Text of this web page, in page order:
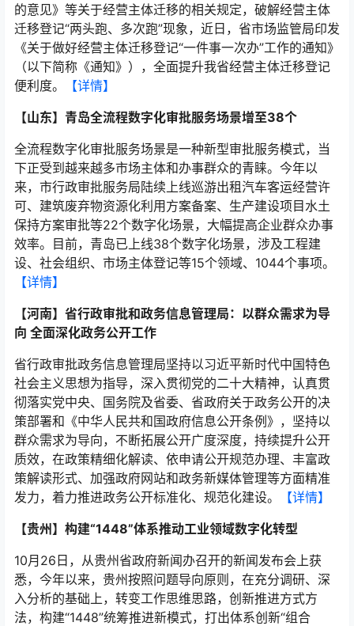
的意见》等关于经营主体迁移的相关规定，破解经营主体
迁移登记“两头跑、多次跑”现象，近日，省市场监管局印发
《关于做好经营主体迁移登记“一件事一次办”工作的通知》
（以下简称《通知》），全面提升我省经营主体迁移登记
便利度。
【详情】
【山东】青岛全流程数字化审批服务场景增至38个
全流程数字化审批服务场景是一种新型审批服务模式，当
下正受到越来越多市场主体和办事群众的青睐。今年以
来，市行政审批服务局陆续上线巡游出租汽车客运经营许
可、建筑废弃物资源化利用方案备案、生产建设项目水土
保持方案审批等22个数字化场景，大幅提高企业群众办事
效率。目前，青岛已上线38个数字化场景，涉及工程建
设、社会组织、市场主体登记等15个领域、1044个事项。
【详情】
【河南】省行政审批和政务信息管理局：以群众需求为导
向 全面深化政务公开工作
省行政审批政务信息管理局坚持以习近平新时代中国特色
社会主义思想为指导，深入贯彻党的二十大精神，认真贯
彻落实党中央、国务院及省委、省政府关于政务公开的决
策部署和《中华人民共和国政府信息公开条例》，坚持以
群众需求为导向，不断拓展公开广度深度，持续提升公开
质效，在政策精细化解读、依申请公开规范办理、丰富政
策解读形式、加强政府网站和政务新媒体管理等方面精准
发力，着力推进政务公开标准化、规范化建设。
【详情】
【贵州】构建“1448”体系推动工业领域数字化转型
10月26日，从贵州省政府新闻办召开的新闻发布会上获
悉，今年以来，贵州按照问题导向原则，在充分调研、深
入分析的基础上，转变工作思维思路，创新推进方式方
法，构建“1448”统筹推进新模式，打出体系创新“组合